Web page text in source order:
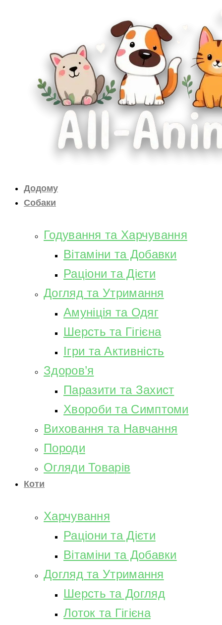
Додому
Собаки
Годування та Харчування
Вітаміни та Добавки
Раціони та Дієти
Догляд та Утримання
Амуніція та Одяг
Шерсть та Гігієна
Ігри та Активність
Здоров’я
Паразити та Захист
Хвороби та Симптоми
Виховання та Навчання
Породи
Огляди Товарів
Коти
Харчування
Раціони та Дієти
Вітаміни та Добавки
Догляд та Утримання
Шерсть та Догляд
Лоток та Гігієна